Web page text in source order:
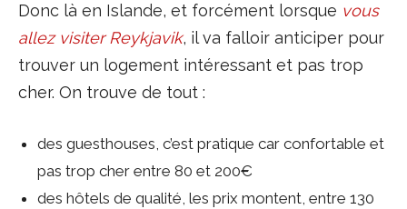
Donc là en Islande, et forcément lorsque vous
allez visiter Reykjavik, il va falloir anticiper pour
trouver un logement intéressant et pas trop
cher. On trouve de tout :
des guesthouses, c’est pratique car confortable et
pas trop cher entre 80 et 200€
des hôtels de qualité, les prix montent, entre 130